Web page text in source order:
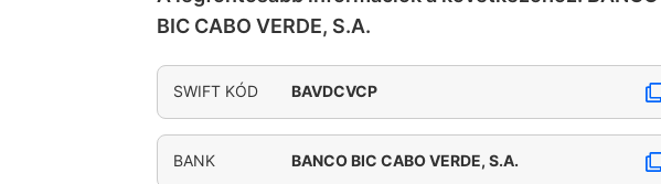
BIC CABO VERDE, S.A.
SWIFT KÓD BAVDCVCP
BANK BANCO BIC CABO VERDE, S.A.